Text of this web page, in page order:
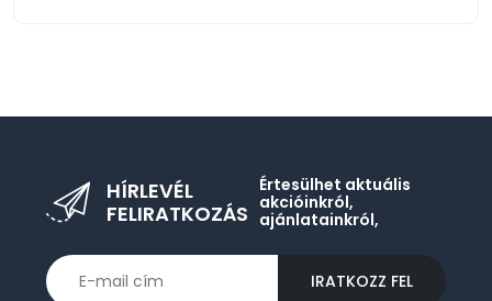
HÍRLEVÉL
FELIRATKOZÁS
Értesülhet aktuális
akcióinkról,
ajánlatainkról,
IRATKOZZ FEL